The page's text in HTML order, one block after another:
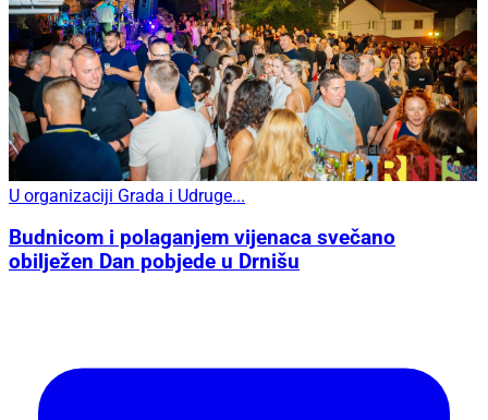
U organizaciji Grada i Udruge...
Budnicom i polaganjem vijenaca svečano
obilježen Dan pobjede u Drnišu